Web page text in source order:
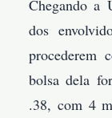
Chegando a
dos
procederem
bolsa dela
.38, com 4